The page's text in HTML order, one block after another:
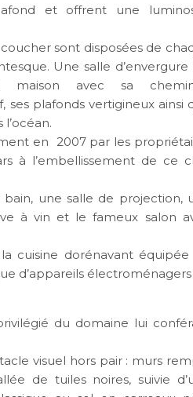
et offrent une
sont disposées de
Une salle d’envergure
maison avec sa
ses plafonds vertigineux ainsi
en 2007 par les
à l’embellissement de ce
une salle de projection,
à vin et le fameux salon
cuisine dorénavant équipée
d’appareils
du domaine lui
visuel hors pair : murs
de tuiles noires, suivie